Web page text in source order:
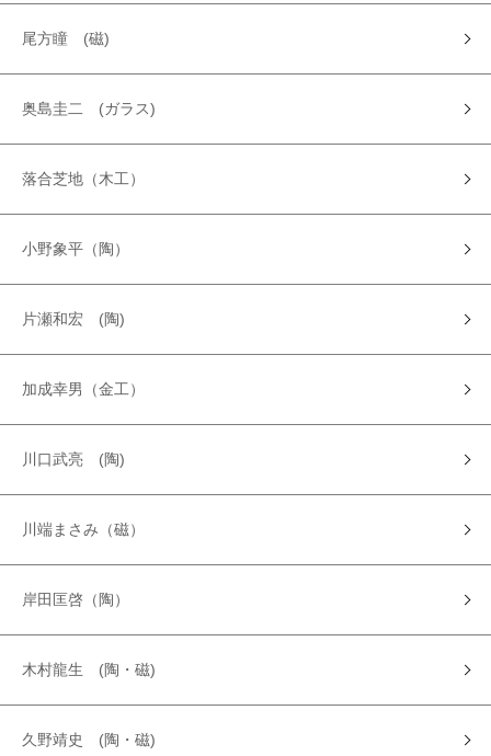
尾方瞳 (磁)
奥島圭二 (ガラス)
落合芝地（木工）
小野象平（陶）
片瀬和宏 (陶)
加成幸男（金工）
川口武亮 (陶)
川端まさみ（磁）
岸田匡啓（陶）
木村龍生 (陶・磁)
久野靖史 (陶・磁)